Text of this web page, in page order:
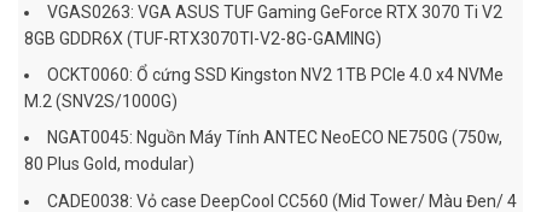
VGAS0263: VGA ASUS TUF Gaming GeForce RTX 3070 Ti V2
8GB GDDR6X (TUF-RTX3070TI-V2-8G-GAMING)
OCKT0060: Ổ cứng SSD Kingston NV2 1TB PCIe 4.0 x4 NVMe
M.2 (SNV2S/1000G)
NGAT0045: Nguồn Máy Tính ANTEC NeoECO NE750G (750w,
80 Plus Gold, modular)
CADE0038: Vỏ case DeepCool CC560 (Mid Tower/ Màu Đen/ 4